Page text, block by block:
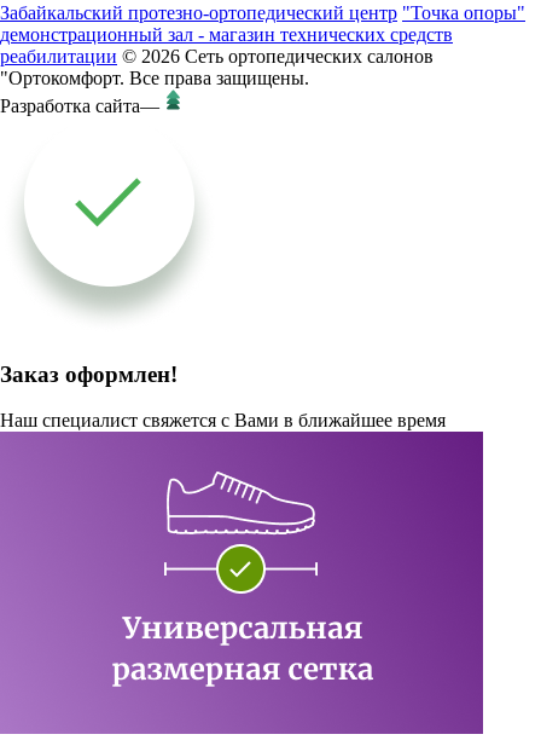
Забайкальский протезно-ортопедический центр "Точка опоры"
демонстрационный зал - магазин технических средств
реабилитации © 2026 Сеть ортопедических салонов
"Ортокомфорт. Все права защищены.
Разработка сайта—
Заказ оформлен!
Наш специалист свяжется с Вами в ближайшее время